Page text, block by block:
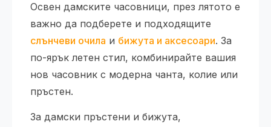
Освен дамските часовници, през лятото е
важно да подберете и подходящите
слънчеви очила и бижута и аксесоари. За
по-ярък летен стил, комбинирайте вашия
нов часовник с модерна чанта, колие или
пръстен.
За дамски пръстени и бижута,